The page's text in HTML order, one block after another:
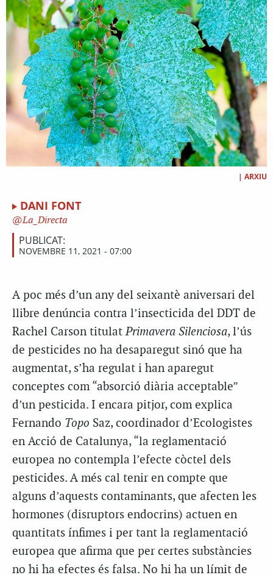
| ARXIU
DANI FONT
La_Directa
PUBLICAT:
NOVEMBRE 11, 2021 - 07:00
A poc més d’un any del seixantè aniversari del
llibre denúncia contra l’insecticida del DDT de
Rachel Carson titulatPrimavera Silenciosa, l’ús
de pesticides no ha desaparegut sinó que ha
augmentat, s’ha regulat i han aparegut
conceptes com “absorció diària acceptable”
d’un pesticida. I encara pitjor, com explica
Fernando Topo Saz, coordinador d’Ecologistes
en Acció de Catalunya, “la reglamentació
europea no contempla l’efecte còctel dels
pesticides. A més cal tenir en compte que
alguns d’aquests contaminants, que afecten les
hormones (disruptors endocrins) actuen en
quantitats ínfimes i per tant la reglamentació
europea que afirma que per certes substàncies
no hi ha efectes és falsa. No hi ha un límit de